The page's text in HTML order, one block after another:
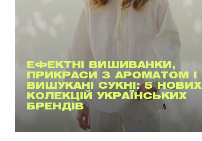
ЕФЕКТНІ ВИШИВАНКИ,
ПРИКРАСИ З АРОМАТОМ І
ВИШУКАНІ СУКНІ: 5 НОВИХ
КОЛЕКЦІЙ УКРАЇНСЬКИХ
БРЕНДІВ